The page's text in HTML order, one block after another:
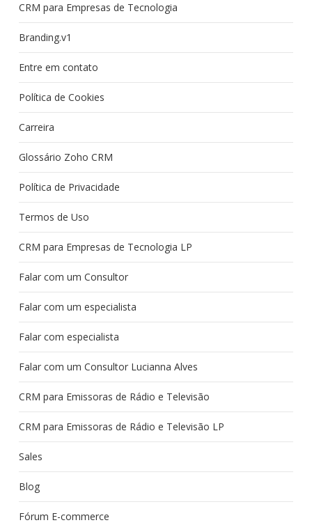
CRM para Empresas de Tecnologia
Branding.v1
Entre em contato
Política de Cookies
Carreira
Glossário Zoho CRM
Política de Privacidade
Termos de Uso
CRM para Empresas de Tecnologia LP
Falar com um Consultor
Falar com um especialista
Falar com especialista
Falar com um Consultor Lucianna Alves
CRM para Emissoras de Rádio e Televisão
CRM para Emissoras de Rádio e Televisão LP
Sales
Blog
Fórum E-commerce